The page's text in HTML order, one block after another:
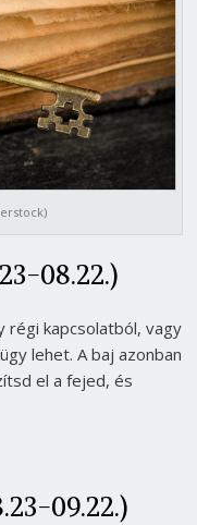
08.22.)
régi kapcsolatból, vagy
lehet. A baj azonban
el a fejed, és
09.22.)